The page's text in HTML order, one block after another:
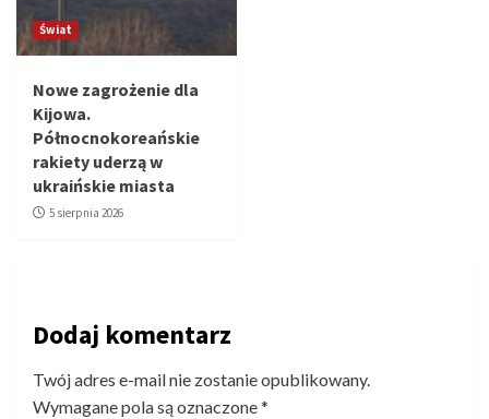
Świat
Nowe zagrożenie dla
Kijowa.
Północnokoreańskie
rakiety uderzą w
ukraińskie miasta
5 sierpnia 2026
Dodaj komentarz
Twój adres e-mail nie zostanie opublikowany.
Wymagane pola są oznaczone*